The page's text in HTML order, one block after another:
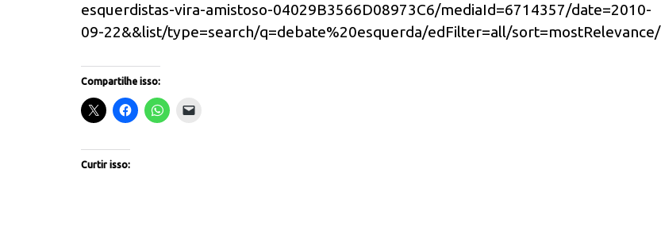
esquerdistas-vira-amistoso-04029B3566D08973C6/mediaId=6714357/date=2010-
09-22&&list/type=search/q=debate%20esquerda/edFilter=all/sort=mostRelevance/
Compartilhe isso:
Curtir isso: